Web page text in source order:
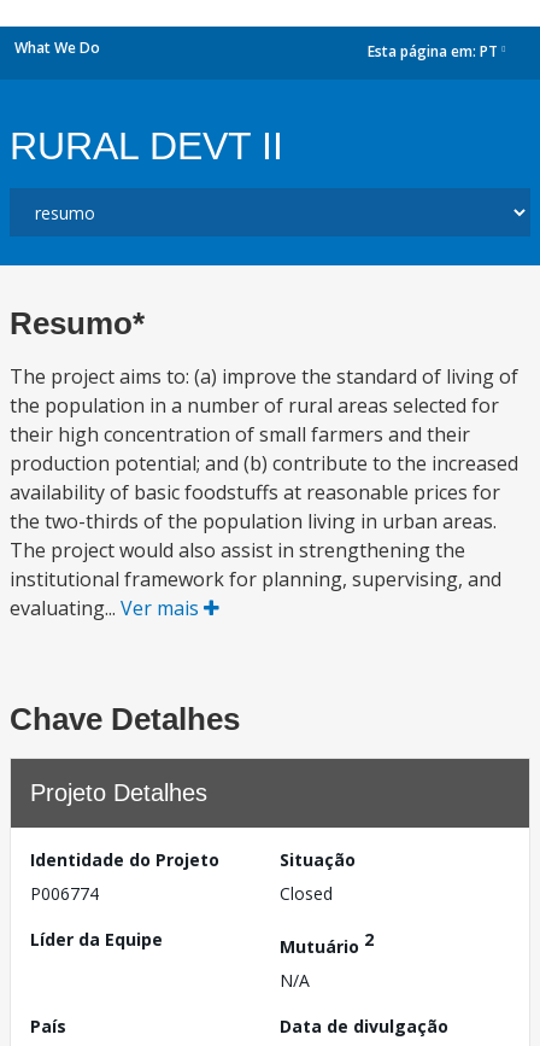
What We Do Esta página em: PT
RURAL DEVT II
Resumo*
The project aims to: (a) improve the standard of living of
the population in a number of rural areas selected for
their high concentration of small farmers and their
production potential; and (b) contribute to the increased
availability of basic foodstuffs at reasonable prices for
the two-thirds of the population living in urban areas.
The project would also assist in strengthening the
institutional framework for planning, supervising, and
evaluating... Ver mais
Chave Detalhes
Projeto Detalhes
Identidade do Projeto
P006774
Situação
Closed
Líder da Equipe
Mutuário 2
N/A
País
Data de divulgação